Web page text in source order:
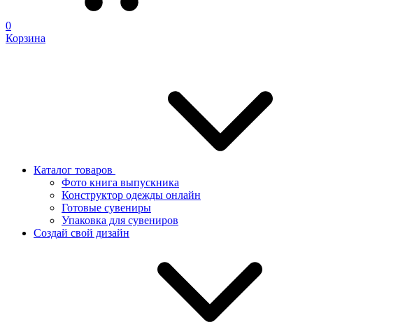
0
Корзина
Каталог товаров
Фото книга выпускника
Конструктор одежды онлайн
Готовые сувениры
Упаковка для сувениров
Создай свой дизайн